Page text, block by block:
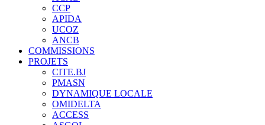
CCP
APIDA
UCOZ
ANCB
COMMISSIONS
PROJETS
CITE.BJ
PMASN
DYNAMIQUE LOCALE
OMIDELTA
ACCESS